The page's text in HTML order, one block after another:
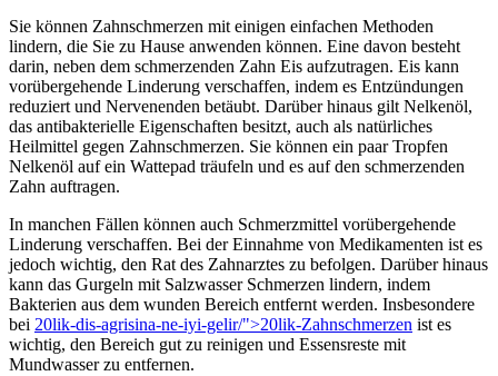
Sie können Zahnschmerzen mit einigen einfachen Methoden
lindern, die Sie zu Hause anwenden können. Eine davon besteht
darin, neben dem schmerzenden Zahn Eis aufzutragen. Eis kann
vorübergehende Linderung verschaffen, indem es Entzündungen
reduziert und Nervenenden betäubt. Darüber hinaus gilt Nelkenöl,
das antibakterielle Eigenschaften besitzt, auch als natürliches
Heilmittel gegen Zahnschmerzen. Sie können ein paar Tropfen
Nelkenöl auf ein Wattepad träufeln und es auf den schmerzenden
Zahn auftragen.
In manchen Fällen können auch Schmerzmittel vorübergehende
Linderung verschaffen. Bei der Einnahme von Medikamenten ist es
jedoch wichtig, den Rat des Zahnarztes zu befolgen. Darüber hinaus
kann das Gurgeln mit Salzwasser Schmerzen lindern, indem
Bakterien aus dem wunden Bereich entfernt werden. Insbesondere
bei 20lik-dis-agrisina-ne-iyi-gelir/">20lik-Zahnschmerzen ist es
wichtig, den Bereich gut zu reinigen und Essensreste mit
Mundwasser zu entfernen.